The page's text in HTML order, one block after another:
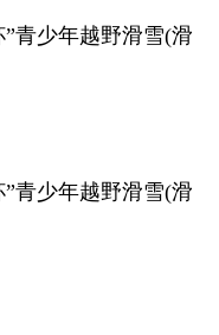
青少年越野滑雪(滑
青少年越野滑雪(滑